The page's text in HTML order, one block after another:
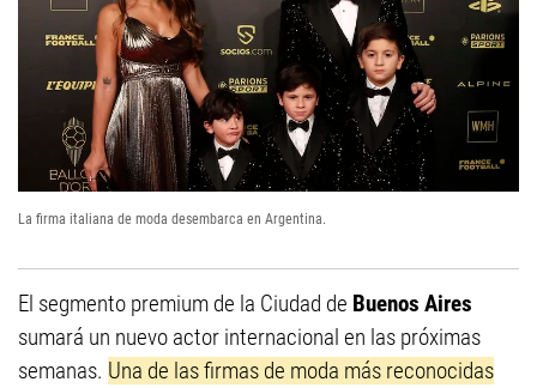
La firma italiana de moda desembarca en Argentina.
El segmento premium de la Ciudad de Buenos Aires
sumará un nuevo actor internacional en las próximas
semanas. Una de las firmas de moda más reconocidas